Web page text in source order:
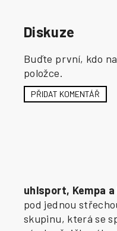
Diskuze
Buďte první, kdo
položce.
PŘIDAT KOMENTÁŘ
uhlsport, Kempa a
pod jednou
skupinu, která se